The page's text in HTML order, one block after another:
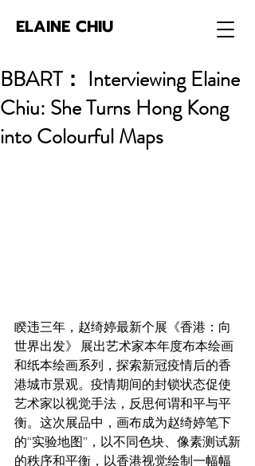
ELAINE CHIU
BBART： Interviewing Elaine
Chiu: She Turns Hong Kong
into Colourful Maps
睽违三年，赵绮婷最新个展《香港：向
世界出发》 展出艺术家本年度布本绘画
和纸本绘画系列，探索新冠疫情后的香
港城市景观。疫情期间的封锁状态促使
艺术家以视觉手法，反思何谓和平与平
衡。这次展品中，画布成为赵绮婷笔下
的“实验地图”，以不同色块、像素测试新
的秩序和平衡，以香港视觉绘制一幅幅